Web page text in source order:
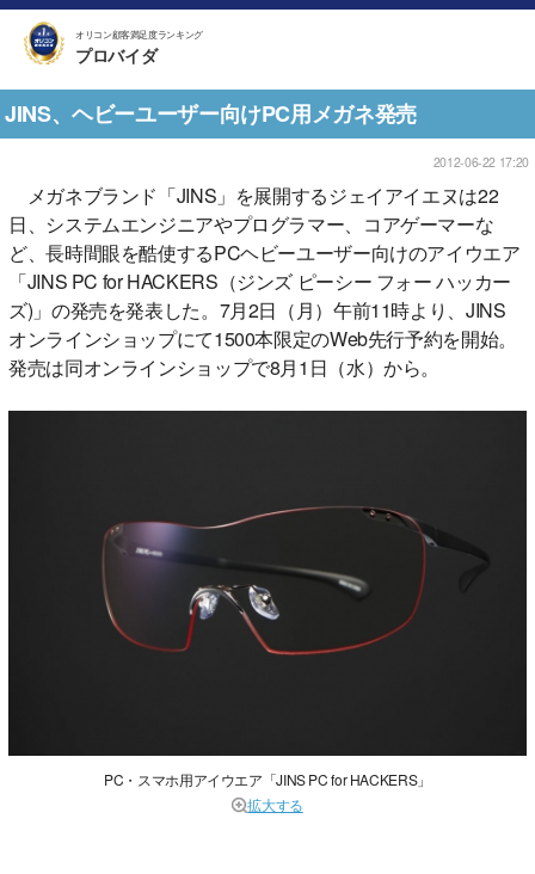
オリコン顧客満足度ランキング
プロバイダ
JINS、ヘビーユーザー向けPC用メガネ発売
2012-06-22 17:20
メガネブランド「JINS」を展開するジェイアイエヌは22
日、システムエンジニアやプログラマー、コアゲーマーな
ど、長時間眼を酷使するPCヘビーユーザー向けのアイウエア
「JINS PC for HACKERS（ジンズ ピーシー フォー ハッカー
ズ)」の発売を発表した。7月2日（月）午前11時より、JINS
オンラインショップにて1500本限定のWeb先行予約を開始。
発売は同オンラインショップで8月1日（水）から。
PC・スマホ用アイウエア「JINS PC for HACKERS」
拡大する